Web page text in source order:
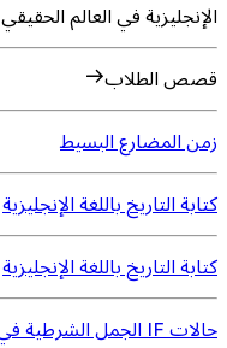
الإنجليزية في العالم الحقيقي
قصص الطلاب
زمن المضارع البسيط
كتابة التاريخ باللغة الإنجليزية
كتابة التاريخ باللغة الإنجليزية
حالات IF الجمل الشرطية في اللغة الإنجليزية